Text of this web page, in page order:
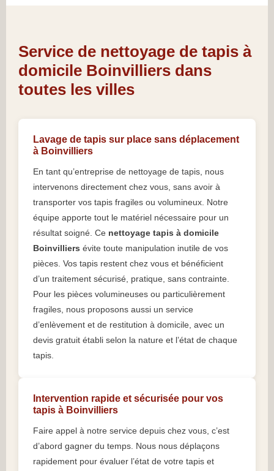
Service de nettoyage de tapis à
domicile Boinvilliers dans
toutes les villes
Lavage de tapis sur place sans déplacement
à Boinvilliers
En tant qu’entreprise de nettoyage de tapis, nous
intervenons directement chez vous, sans avoir à
transporter vos tapis fragiles ou volumineux. Notre
équipe apporte tout le matériel nécessaire pour un
résultat soigné. Ce nettoyage tapis à domicile
Boinvilliers évite toute manipulation inutile de vos
pièces. Vos tapis restent chez vous et bénéficient
d’un traitement sécurisé, pratique, sans contrainte.
Pour les pièces volumineuses ou particulièrement
fragiles, nous proposons aussi un service
d’enlèvement et de restitution à domicile, avec un
devis gratuit établi selon la nature et l’état de chaque
tapis.
Intervention rapide et sécurisée pour vos
tapis à Boinvilliers
Faire appel à notre service depuis chez vous, c’est
d’abord gagner du temps. Nous nous déplaçons
rapidement pour évaluer l’état de votre tapis et